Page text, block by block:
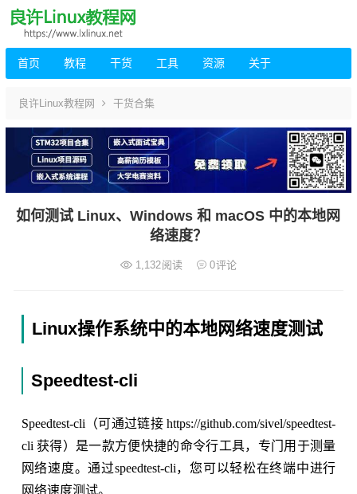
首页 教程 干货 工具 资源 关于
良许Linux教程网 干货合集
如何测试 Linux、Windows 和 macOS 中的本地网
络速度？
1,132阅读 0评论
Linux操作系统中的本地网络速度测试
Speedtest-cli
Speedtest-cli（可通过链接 https://github.com/sivel/speedtest-
cli 获得）是一款方便快捷的命令行工具，专门用于测量
网络速度。通过speedtest-cli，您可以轻松在终端中进行
网络速度测试。